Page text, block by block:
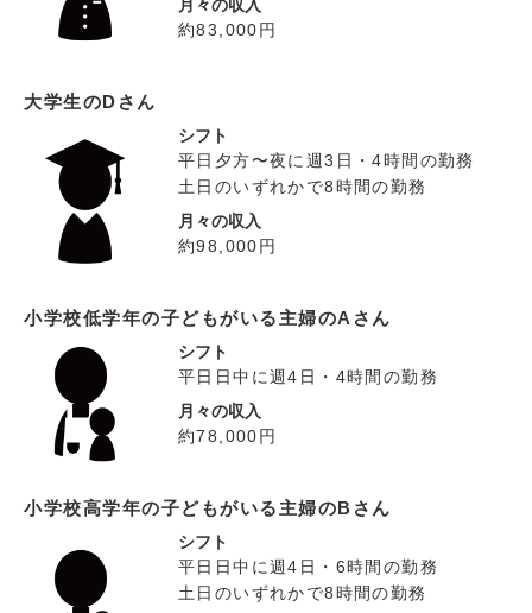
月々の収入
約83,000円
大学生のDさん
シフト
平日夕方〜夜に週3日・4時間の勤務
土日のいずれかで8時間の勤務
月々の収入
約98,000円
小学校低学年の子どもがいる主婦のAさん
シフト
平日日中に週4日・4時間の勤務
月々の収入
約78,000円
小学校高学年の子どもがいる主婦のBさん
シフト
平日日中に週4日・6時間の勤務
土日のいずれかで8時間の勤務